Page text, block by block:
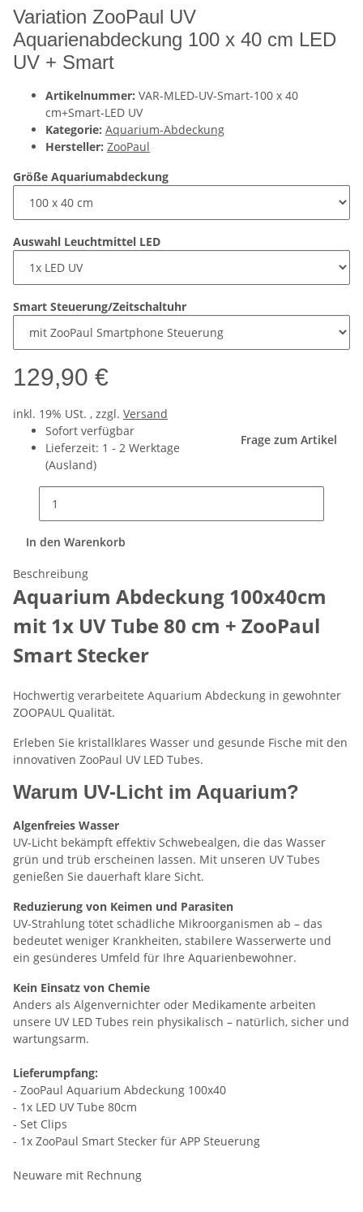
Variation ZooPaul UV
Aquarienabdeckung 100 x 40 cm LED
UV + Smart
Artikelnummer: VAR-MLED-UV-Smart-100 x 40
cm+Smart-LED UV
Kategorie: Aquarium-Abdeckung
Hersteller: ZooPaul
Größe Aquariumabdeckung
Auswahl Leuchtmittel LED
Smart Steuerung/Zeitschaltuhr
129,90 €
inkl. 19% USt. , zzgl. Versand
Sofort verfügbar
Lieferzeit: 1 - 2 Werktage
(Ausland)
Frage zum Artikel
In den Warenkorb
Beschreibung
Aquarium Abdeckung 100x40cm
mit 1x UV Tube 80 cm + ZooPaul
Smart Stecker
Hochwertig verarbeitete Aquarium Abdeckung in gewohnter
ZOOPAUL Qualität.
Erleben Sie kristallklares Wasser und gesunde Fische mit den
innovativen ZooPaul UV LED Tubes.
Warum UV-Licht im Aquarium?
Algenfreies Wasser
UV-Licht bekämpft effektiv Schwebealgen, die das Wasser
grün und trüb erscheinen lassen. Mit unseren UV Tubes
genießen Sie dauerhaft klare Sicht.
Reduzierung von Keimen und Parasiten
UV-Strahlung tötet schädliche Mikroorganismen ab – das
bedeutet weniger Krankheiten, stabilere Wasserwerte und
ein gesünderes Umfeld für Ihre Aquarienbewohner.
Kein Einsatz von Chemie
Anders als Algenvernichter oder Medikamente arbeiten
unsere UV LED Tubes rein physikalisch – natürlich, sicher und
wartungsarm.
Lieferumpfang:
- ZooPaul Aquarium Abdeckung 100x40
- 1x LED UV Tube 80cm
- Set Clips
- 1x ZooPaul Smart Stecker für APP Steuerung
Neuware mit Rechnung